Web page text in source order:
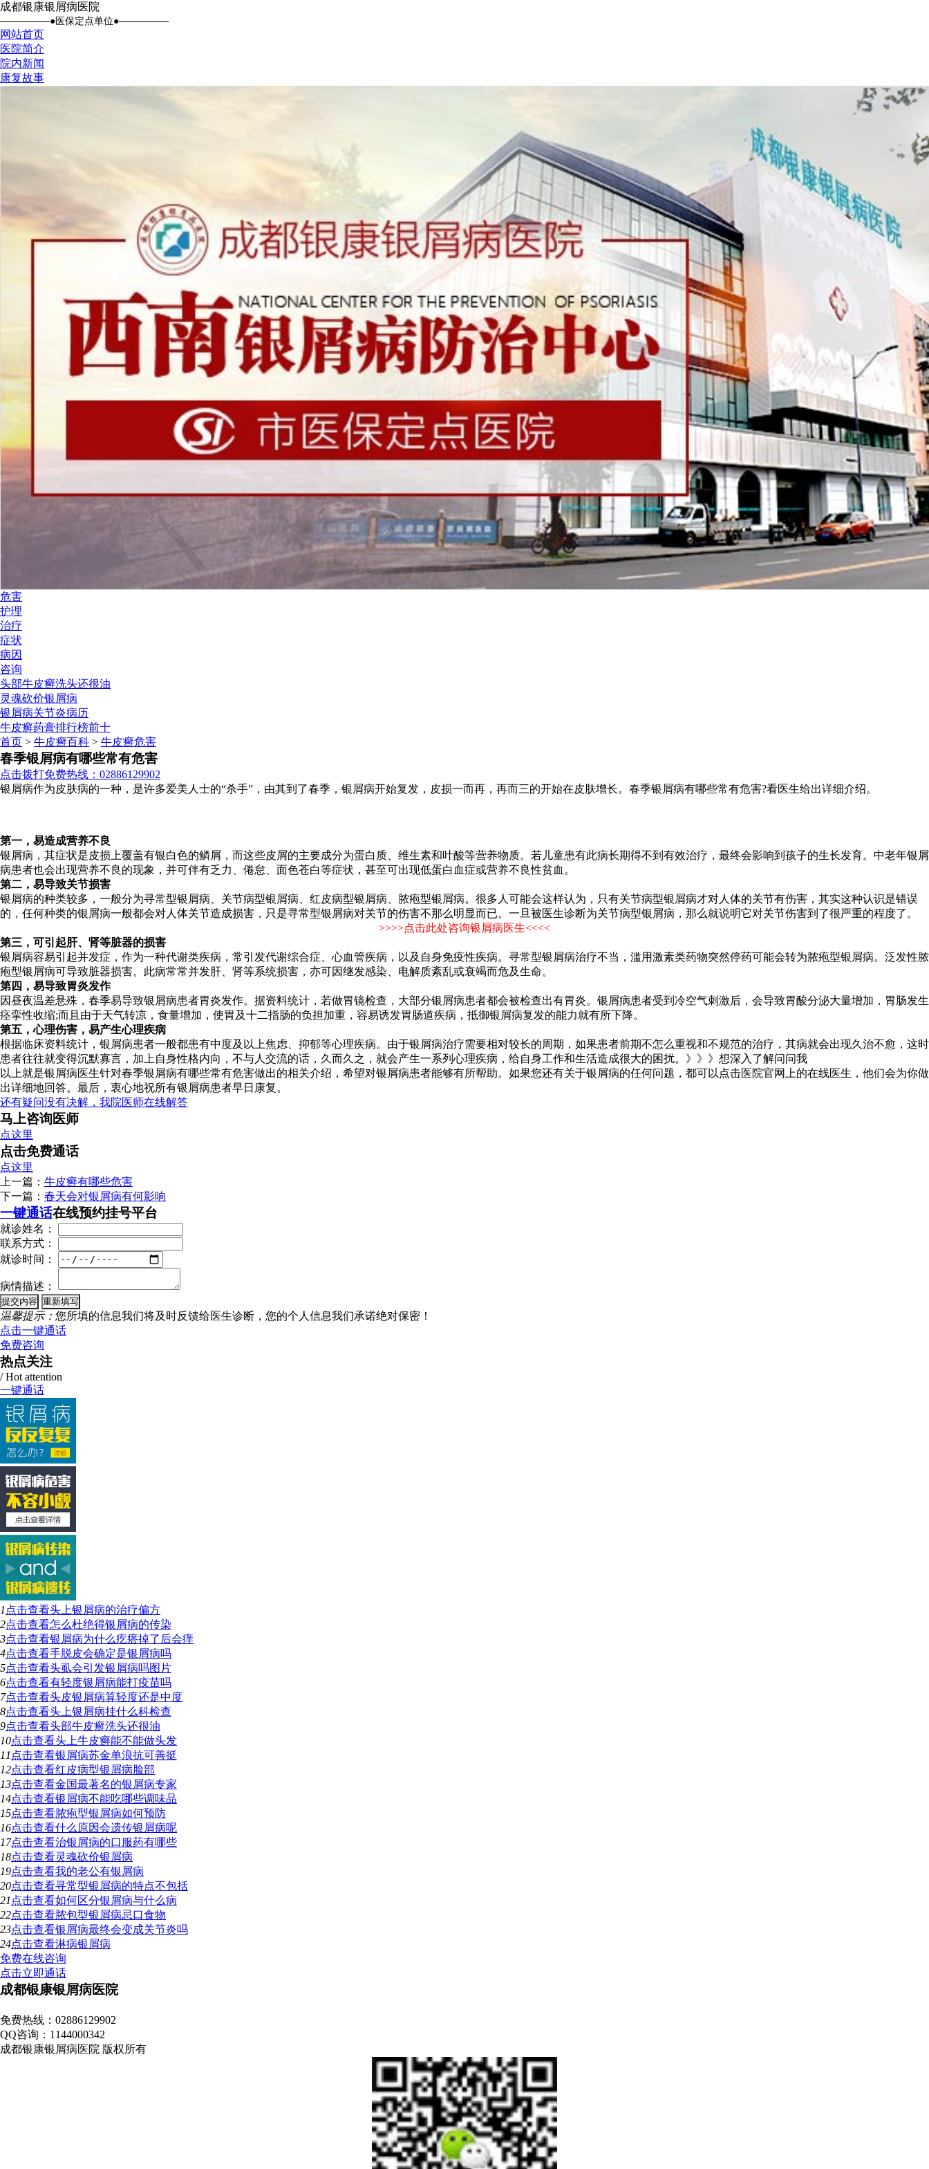
成都银康银屑病医院
●医保定点单位●
网站首页
医院简介
院内新闻
康复故事
危害
护理
治疗
症状
病因
咨询
头部牛皮癣洗头还很油
灵魂砍价银屑病
银屑病关节炎病历
牛皮癣药膏排行榜前十
首页 > 牛皮癣百科 > 牛皮癣危害
春季银屑病有哪些常有危害
点击拨打免费热线：02886129902
银屑病作为皮肤病的一种，是许多爱美人士的“杀手”，由其到了春季，银屑病开始复发，皮损一而再，再而三的开始在皮肤增长。春季银屑病有哪些常有危害?看医生给出详细介绍。
第一，易造成营养不良
银屑病，其症状是皮损上覆盖有银白色的鳞屑，而这些皮屑的主要成分为蛋白质、维生素和叶酸等营养物质。若儿童患有此病长期得不到有效治疗，最终会影响到孩子的生长发育。中老年银屑
病患者也会出现营养不良的现象，并可伴有乏力、倦怠、面色苍白等症状，甚至可出现低蛋白血症或营养不良性贫血。
第二，易导致关节损害
银屑病的种类较多，一般分为寻常型银屑病、关节病型银屑病、红皮病型银屑病、脓疱型银屑病。很多人可能会这样认为，只有关节病型银屑病才对人体的关节有伤害，其实这种认识是错误
的，任何种类的银屑病一般都会对人体关节造成损害，只是寻常型银屑病对关节的伤害不那么明显而已。一旦被医生诊断为关节病型银屑病，那么就说明它对关节伤害到了很严重的程度了。
>>>>点击此处咨询银屑病医生<<<<
第三，可引起肝、肾等脏器的损害
银屑病容易引起并发症，作为一种代谢类疾病，常引发代谢综合症、心血管疾病，以及自身免疫性疾病。寻常型银屑病治疗不当，滥用激素类药物突然停药可能会转为脓疱型银屑病。泛发性脓
疱型银屑病可导致脏器损害。此病常常并发肝、肾等系统损害，亦可因继发感染、电解质紊乱或衰竭而危及生命。
第四，易导致胃炎发作
因昼夜温差悬殊，春季易导致银屑病患者胃炎发作。据资料统计，若做胃镜检查，大部分银屑病患者都会被检查出有胃炎。银屑病患者受到冷空气刺激后，会导致胃酸分泌大量增加，胃肠发生
痉挛性收缩;而且由于天气转凉，食量增加，使胃及十二指肠的负担加重，容易诱发胃肠道疾病，抵御银屑病复发的能力就有所下降。
第五，心理伤害，易产生心理疾病
根据临床资料统计，银屑病患者一般都患有中度及以上焦虑、抑郁等心理疾病。由于银屑病治疗需要相对较长的周期，如果患者前期不怎么重视和不规范的治疗，其病就会出现久治不愈，这时
患者往往就变得沉默寡言，加上自身性格内向，不与人交流的话，久而久之，就会产生一系列心理疾病，给自身工作和生活造成很大的困扰。》》》 想深入了解问问我
以上就是银屑病医生针对春季银屑病有哪些常有危害做出的相关介绍，希望对银屑病患者能够有所帮助。如果您还有关于银屑病的任何问题，都可以点击医院官网上的在线医生 ，他们会为你做
出详细地回答。最后，衷心地祝所有银屑病患者早日康复。
还有疑问没有决解，我院医师在线解答
马上咨询医师
点这里
点击免费通话
点这里
上一篇： 牛皮癣有哪些危害
下一篇： 春天会对银屑病有何影响
一键通话在线预约挂号平台
就诊姓名：
联系方式：
就诊时间：
病情描述：
温馨提示： 您所填的信息我们将及时反馈给医生诊断，您的个人信息我们承诺绝对保密！
点击一键通话
免费咨询
热点关注
/ Hot attention
一键通话
1 点击查看头上银屑病的治疗偏方
2点击查看怎么杜绝得银屑病的传染
3点击查看银屑病为什么疙瘩掉了后会痒
4点击查看手脱皮会确定是银屑病吗
5点击查看头虱会引发银屑病吗图片
6点击查看有轻度银屑病能打疫苗吗
7点击查看头皮银屑病算轻度还是中度
8点击查看头上银屑病挂什么科检查
9点击查看头部牛皮癣洗头还很油
10点击查看头上牛皮癣能不能做头发
11 点击查看银屑病苏金单浪抗可善挺
12点击查看红皮病型银屑病脸部
13点击查看金国最著名的银屑病专家
14点击查看银屑病不能吃哪些调味品
15点击查看脓疱型银屑病如何预防
16点击查看什么原因会遗传银屑病呢
17点击查看治银屑病的口服药有哪些
18点击查看灵魂砍价银屑病
19点击查看我的老公有银屑病
20点击查看寻常型银屑病的特点不包括
21 点击查看如何区分银屑病与什么病
22点击查看脓包型银屑病忌口食物
23点击查看银屑病最终会变成关节炎吗
24点击查看淋病银屑病
免费在线咨询
点击立即通话
成都银康银屑病医院
免费热线：02886129902
QQ咨询：1144000342
成都银康银屑病医院 版权所有